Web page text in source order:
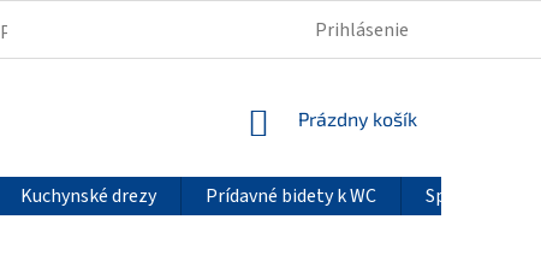
PODMIENKY OCHRANY OSOBNÝCH ÚDAJOV REKLAMÁCIE
Prihlásenie
NÁKUPNÝ
Prázdny košík
Kuchynské drezy Prídavné bidety k WC
Sprchové